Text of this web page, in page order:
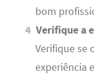
bom
Verifique a
Verifique se
experiência